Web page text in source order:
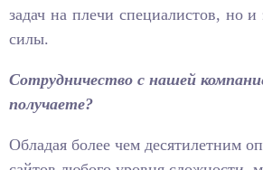
задач на плечи специалистов, но
силы.
Сотрудничество с нашей
получаете?
Обладая более чем десятилетним